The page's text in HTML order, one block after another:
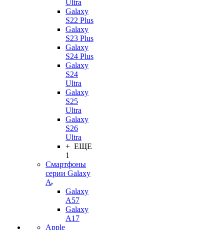
Ultra
Galaxy
S22 Plus
Galaxy
S23 Plus
Galaxy
S24 Plus
Galaxy
S24
Ultra
Galaxy
S25
Ultra
Galaxy
S26
Ultra
+ ЕЩЕ
1
Смартфоны
серии Galaxy
A
Galaxy
A57
Galaxy
A17
Apple